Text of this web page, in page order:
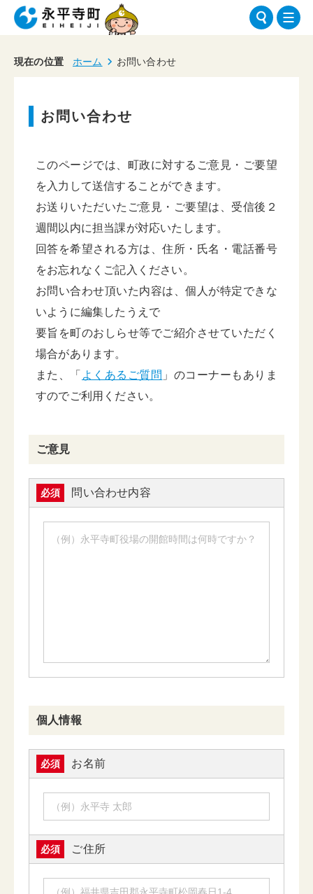
現在の位置 ホーム お問い合わせ
お問い合わせ
このページでは、町政に対するご意見・ご要望
を入力して送信することができます。
お送りいただいたご意見・ご要望は、受信後２
週間以内に担当課が対応いたします。
回答を希望される方は、住所・氏名・電話番号
をお忘れなくご記入ください。
お問い合わせ頂いた内容は、個人が特定できな
いように編集したうえで
要旨を町のおしらせ等でご紹介させていただく
場合があります。
また、「 よくあるご質問 」のコーナーもありま
すのでご利用ください。
ご意見
必須 問い合わせ内容
個人情報
必須 お名前
必須 ご住所